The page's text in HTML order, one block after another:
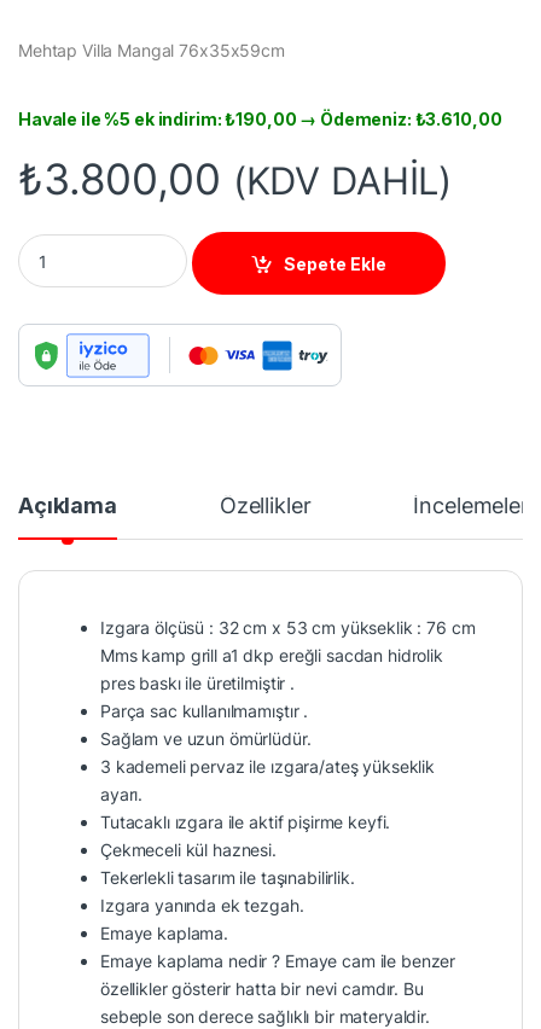
Mehtap Villa Mangal 76x35x59cm
Havale ile %5 ek indirim:₺190,00 → Ödemeniz: ₺3.610,00
₺3.800,00 (KDV DAHİL)
Mehtap Villa Mangal 76x35x59cm quantity
Sepete Ekle
Açıklama Özellikler İncelemeler
Izgara ölçüsü : 32 cm x 53 cm yükseklik : 76 cm
Mms kamp grill a1 dkp ereğli sacdan hidrolik
pres baskı ile üretilmiştir .
Parça sac kullanılmamıştır .
Sağlam ve uzun ömürlüdür.
3 kademeli pervaz ile ızgara/ateş yükseklik
ayarı.
Tutacaklı ızgara ile aktif pişirme keyfi.
Çekmeceli kül haznesi.
Tekerlekli tasarım ile taşınabilirlik.
Izgara yanında ek tezgah.
Emaye kaplama.
Emaye kaplama nedir ? Emaye cam ile benzer
özellikler gösterir hatta bir nevi camdır. Bu
sebeple son derece sağlıklı bir materyaldir.